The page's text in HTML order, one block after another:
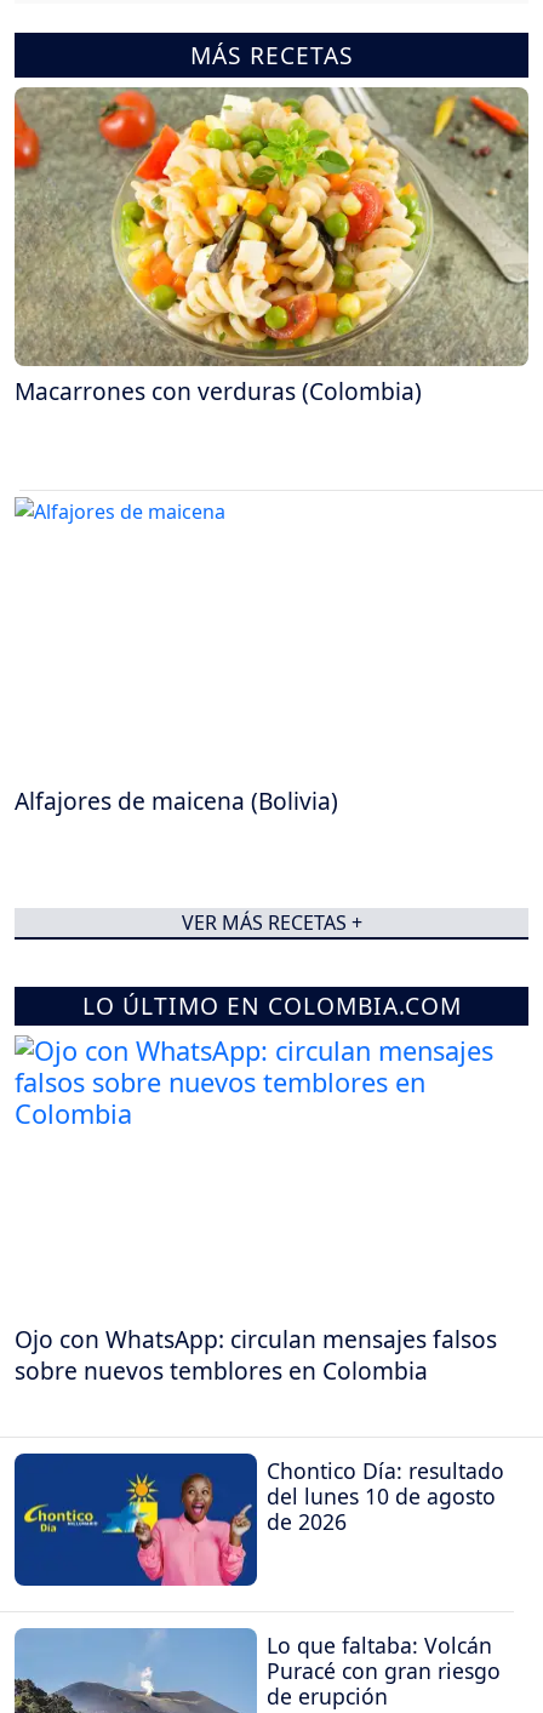
MÁS RECETAS
Macarrones con verduras (Colombia)
Alfajores de maicena (Bolivia)
VER MÁS RECETAS +
LO ÚLTIMO EN COLOMBIA.COM
Ojo con WhatsApp: circulan mensajes falsos
sobre nuevos temblores en Colombia
Chontico Día: resultado
del lunes 10 de agosto
de 2026
Lo que faltaba: Volcán
Puracé con gran riesgo
de erupción